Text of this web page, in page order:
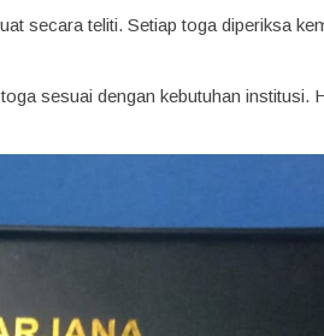
secara teliti. Setiap toga diperiksa
sesuai dengan kebutuhan institusi.